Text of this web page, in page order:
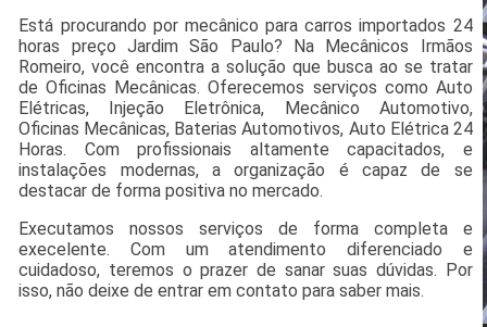
Está procurando por mecânico para carros importados 24
horas preço Jardim São Paulo? Na Mecânicos Irmãos
Romeiro, você encontra a solução que busca ao se tratar
de Oficinas Mecânicas. Oferecemos serviços como Auto
Elétricas, Injeção Eletrônica, Mecânico Automotivo,
Oficinas Mecânicas, Baterias Automotivos, Auto Elétrica 24
Horas. Com profissionais altamente capacitados, e
instalações modernas, a organização é capaz de se
destacar de forma positiva no mercado.
Executamos nossos serviços de forma completa e
execelente. Com um atendimento diferenciado e
cuidadoso, teremos o prazer de sanar suas dúvidas. Por
isso, não deixe de entrar em contato para saber mais.